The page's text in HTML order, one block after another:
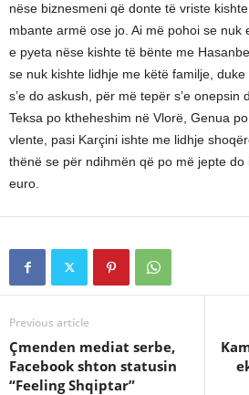
nëse biznesmeni që donte të vriste
mbante armë ose jo. Ai më pohoi se nuk
e pyeta nëse kishte të bënte me
se nuk kishte lidhje me këtë familje,
s’e do askush, për më tepër s’e onepsin
Teksa po ktheheshim në Vlorë, Genua
vlente, pasi Karçini ishte me lidhje
thënë se për ndihmën që po më jepte do
euro.
Previous article
Çmenden mediat serbe,
Facebook shton statusin
“Feeling Shqiptar”